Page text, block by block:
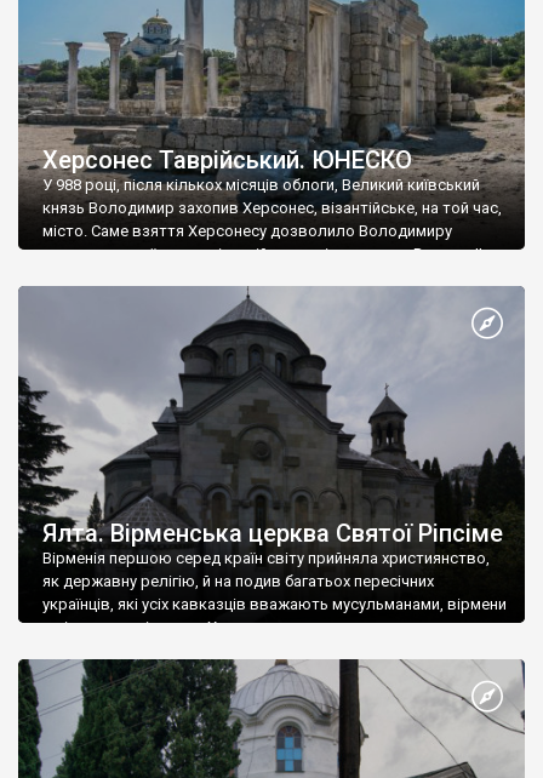
Херсонес Таврійський. ЮНЕСКО
У 988 році, після кількох місяців облоги, Великий київський
князь Володимир захопив Херсонес, візантійське, на той час,
місто. Саме взяття Херсонесу дозволило Володимиру
диктувати свої умови візантійському імператору Василю ІІ, та
Херсонесі Володимир-язичник, став Василем-християнином.
А потім було Хрещення Русі. На честь Херсонесу Таврійського
Ялта. Вірменська церква Святої Ріпсіме
Вірменія першою серед країн світу прийняла християнство,
як державну релігію, й на подив багатьох пересічних
українців, які усіх кавказців вважають мусульманами, вірмени
є відданими вірянами Христа